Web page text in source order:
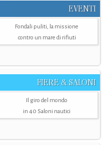
EVENTI
Fondali puliti, la missione
contro un mare di rifiuti
FIERE & SALONI
Il giro del mondo
in 40 Saloni nautici